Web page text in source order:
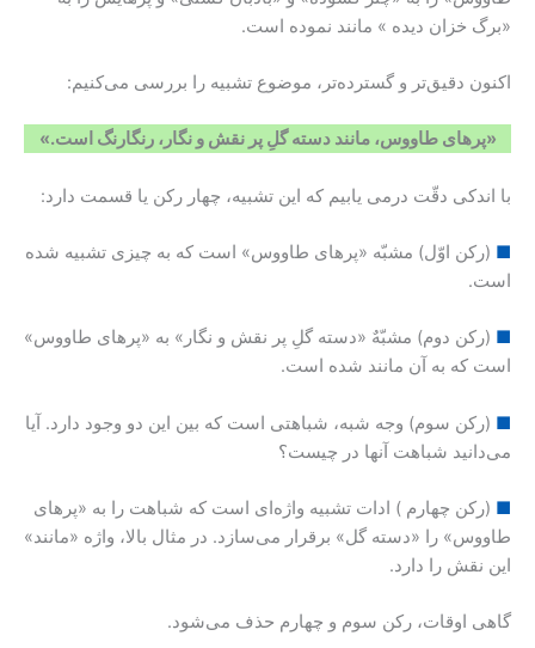
«برگ خزان دیده » مانند نموده است.
اکنون دقیق‌تر و گسترده‌تر، موضوع تشبیه را بررسی می‌کنیم:
«پرهای طاووس، مانند دسته گلِ پر نقش و نگار، رنگارنگ است.»
با اندکی دقّت درمی یابیم که این تشبیه، چهار رکن یا قسمت دارد:
■ (رکن اوّل) مشبّه «پرهای طاووس» است که به چیزی تشبیه شده
است.
■ (رکن دوم) مشبّهٌ «دسته گلِ پر نقش و نگار» به «پرهای طاووس»
است که به آن مانند شده است.
■ (رکن سوم) وجه شبه، شباهتی است که بین این دو وجود دارد. آیا
می‌دانید شباهت آنها در چیست؟
■ (رکن چهارم ) ادات تشبیه واژه‌ای است که شباهت را به «پرهای
طاووس» را «دسته گل» برقرار می‌سازد. در مثال بالا، واژه «مانند»
این نقش را دارد.
گاهی اوقات، رکن سوم و چهارم حذف می‌شود.